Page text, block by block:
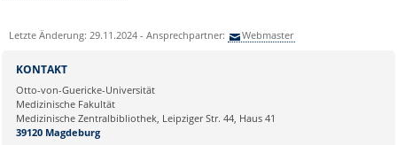
Letzte Änderung: 29.11.2024 - Ansprechpartner: Webmaster
KONTAKT
Otto-von-Guericke-Universität
Medizinische Fakultät
Medizinische Zentralbibliothek, Leipziger Str. 44, Haus 41
39120 Magdeburg